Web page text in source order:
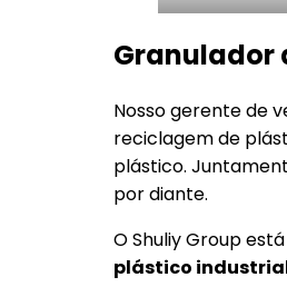
Granulador
Nosso gerente de
reciclagem de
plástico.
por diante.
O Shuliy Group
plástico